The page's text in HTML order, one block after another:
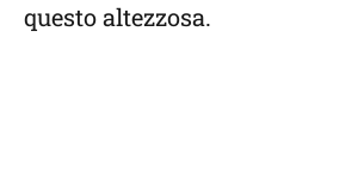
questo altezzosa.